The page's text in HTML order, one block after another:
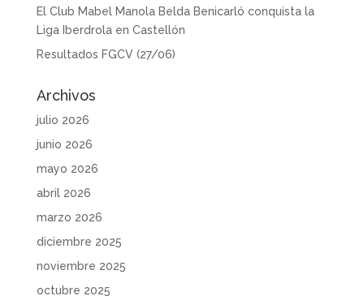
El Club Mabel Manola Belda Benicarló conquista la
Liga Iberdrola en Castellón
Resultados FGCV (27/06)
Archivos
julio 2026
junio 2026
mayo 2026
abril 2026
marzo 2026
diciembre 2025
noviembre 2025
octubre 2025